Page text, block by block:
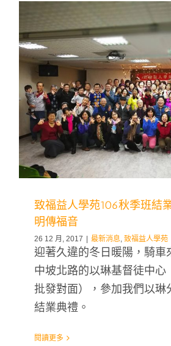
致福益人學苑106秋季班結
明傳福音
26 12 月, 2017 最新消息, 致福益人學苑
迎著久違的冬日暖陽，騎車
中坡北路的以琳基督徒中心
批發對面），參加我們以琳
結業典禮。
閱讀更多